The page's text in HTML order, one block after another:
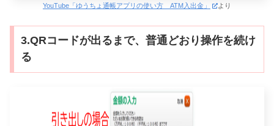
YouTube「ゆうちょ通帳アプリの使い方 ATM入出金」 より
3.QRコードが出るまで、普通どおり操作を続け
る